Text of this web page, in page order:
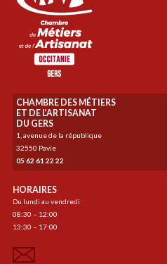
CHAMBRE DES MÉTIERS
ET DE L’ARTISANAT
DU GERS
1, avenue de la république
32550 Pavie
05 62 61 22 22
HORAIRES
Du lundi au vendredi
08:30 – 12:00
13:30 – 17:00